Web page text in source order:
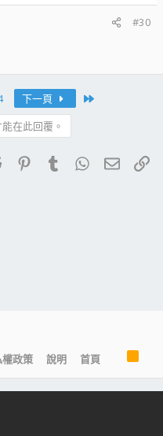
#30
下一頁
在此回覆。
Reddit PinterestTumblrWhatsApp
電子
權政策 說明 首頁
R
S
S